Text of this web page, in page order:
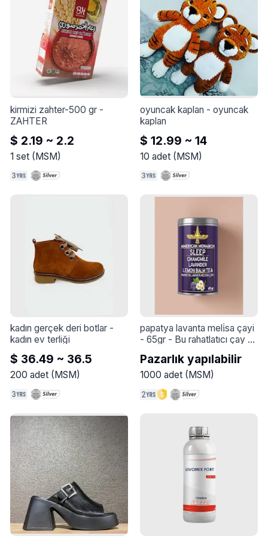
sahiptir ve bu sayede alt
tabakanın yapısal
hareketlerini emer. Yenilikçi
bileşimi toz ve kirin
uygulandığı yüzeye
yapışmasını önleyerek
zamanla beyazlığını korur.
kirmizi zahter-500 gr
ZAHTER
$ 2.19 ~ 2.2
1 set(MSM)
oyuncak kaplan - oyuncak
kaplan
$ 12.99 ~ 14
10 adet (MSM)
kadın gerçek deri botlar
kadın ev terliği
$ 36.49 ~ 36.5
200 adet(MSM)
papatya lavanta meli̇sa çayi
- 65gr - Bu rahatlatıcı çay
melisa ile hazırlanmıştır ve
size huzurlu bir uyku için
lavantanın sakinleştirici
gece yatmadan önce keyifli
bir deneyim sunar.
Ürün Özellikleri:
Lavanta, Melisa
Amaç: Rahatlama sağlar ve
iyi bir uyku destekler
Pazarlık yapılabilir
1000 adet (MSM)